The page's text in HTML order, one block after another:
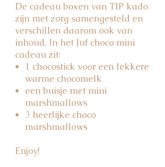
De cadeau boxen van TIP kado
zijn met zorg samengesteld en
verschillen daarom ook van
inhoud. In het Juf choco mini
cadeau zit:
1 chocostick voor een lekkere
warme chocomelk
een buisje met mini
marshmallows
3 heerlijke choco
marshmallows
Enjoy!